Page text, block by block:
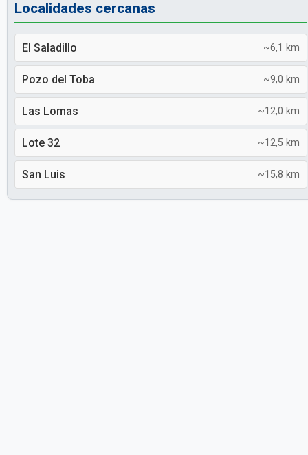
Localidades cercanas
El Saladillo ~6,1 km
Pozo del Toba ~9,0 km
Las Lomas ~12,0 km
Lote 32 ~12,5 km
San Luis ~15,8 km